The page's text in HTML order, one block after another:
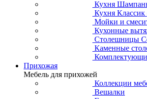
Кухня
Кухня
Мойки и
Кухонные
Столешницы
Каменные
Прихожая
Мебель для прихожей
Коллекции
Вешалки